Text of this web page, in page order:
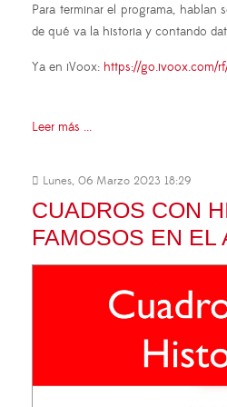
Para terminar el programa, hablan
de qué va la historia y contando
Ya en iVoox: https://go.ivoox.com/
Leer más ...
Lunes, 06 Marzo 2023 18:29
CUADROS CON
FAMOSOS EN EL